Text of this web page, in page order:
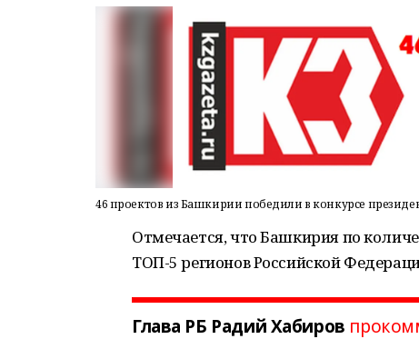
46 проектов из Башкирии победили в конкурсе
Отмечается, что Башкирия по
ТОП-5 регионов Российской
Глава РБ Радий Хабиров